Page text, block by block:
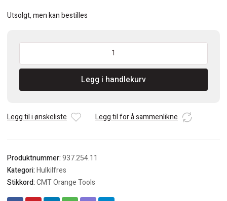
Utsolgt, men kan bestilles
CMT
R=8mm
Legg i handlekurv
Legg til i ønskeliste Legg til for å sammenlikne
Produktnummer:937.254.11
Kategori:Hulkilfres
Stikkord:CMT Orange Tools